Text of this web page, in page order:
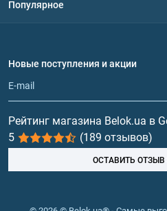
Политика конфиденциальности
Обмен и возврат
Популярное
Протеин
Гейнеры
Витамины и минералы
Рыбий жир, жирные кислоты
Новые поступления и акции
Рейтинг магазина Belok.ua в
5
(189 отзывов)
ОСТАВИТЬ ОТЗЫВ